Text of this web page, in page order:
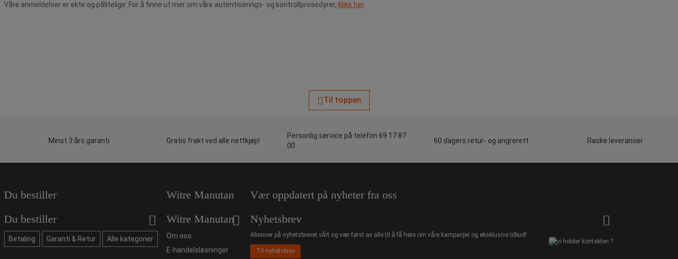
Våre anmeldelser er ekte og pålitelige. For å finne ut mer om våre autentiserings- og kontrollprosedyrer, Klikk her.
Til toppen
Minst 3 års garanti Gratis frakt ved alle nettkjøp!
Personlig service på telefon 69 17 87
00
60 dagers retur- og angrerett Raske leveranser
Du bestiller
Du bestiller
Betaling Garanti & Retur Alle kategorier
Witre Manutan
Witre Manutan
Om oss
E-handelsløsninger
Vær oppdatert på nyheter fra oss
Nyhetsbrev
Abonner på nyhetsbrevet vårt og vær først av alle til å få høre om våre kampanjer og eksklusive tilbud!
Til nyhetsbrev